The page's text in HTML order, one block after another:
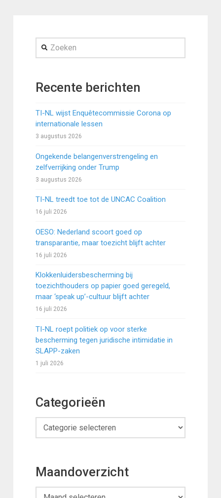
Zoeken
Recente berichten
TI-NL wijst Enquêtecommissie Corona op
internationale lessen
3 augustus 2026
Ongekende belangenverstrengeling en
zelfverrijking onder Trump
3 augustus 2026
TI-NL treedt toe tot de UNCAC Coalition
16 juli 2026
OESO: Nederland scoort goed op
transparantie, maar toezicht blijft achter
16 juli 2026
Klokkenluidersbescherming bij
toezichthouders op papier goed geregeld,
maar ‘speak up’-cultuur blijft achter
16 juli 2026
TI-NL roept politiek op voor sterke
bescherming tegen juridische intimidatie in
SLAPP-zaken
1 juli 2026
Categorieën
Categorieën
Maandoverzicht
Maandoverzicht